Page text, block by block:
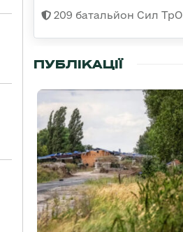
209 батальйон Сил ТрО
ПУБЛІКАЦІЇ